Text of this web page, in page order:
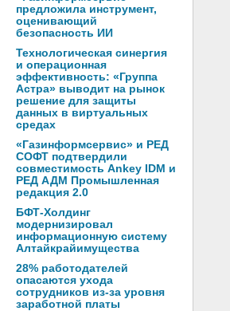
предложила инструмент,
оценивающий
безопасность ИИ
Технологическая синергия
и операционная
эффективность: «Группа
Астра» выводит на рынок
решение для защиты
данных в виртуальных
средах
«Газинформсервис» и РЕД
СОФТ подтвердили
совместимость Ankey IDM и
РЕД АДМ Промышленная
редакция 2.0
БФТ-Холдинг
модернизировал
информационную систему
Алтайкрайимущества
28% работодателей
опасаются ухода
сотрудников из-за уровня
заработной платы